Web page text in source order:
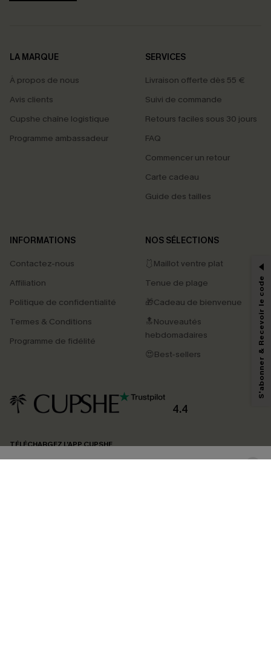
LA MARQUE
À propos de nous
Avis clients
Cupshe chaîne logistique
Programme ambassadeur
SERVICES
Livraison offerte dès 55 €
Suivi de commande
Retours faciles sous 30 jours
FAQ
Commencer un retour
Carte cadeau
Guide des tailles
INFORMATIONS
Contactez-nous
Affiliation
Politique de confidentialité
Termes & Conditions
Programme de fidélité
NOS SÉLECTIONS
🩱Maillot ventre plat
Tenue de plage
🎁Cadeau de bienvenue
🔝Nouveautés
hebdomadaires
😍Best-sellers
4.4
TÉLÉCHARGEZ L’APP CUPSHE
PROFITEZ DE -15%
-15% dès 2 Achetés par E-mail
*Un code par commande, valable une seule fois.
En soumettant votre adresse e-mail, vous acceptez de recevoir des e-mails
marketing (y compris du contenu généré par l'IA) de Cupshe et
reconnaissez avoir pris connaissance de nos
pouvons utiliser les données collectées sur notre site ainsi que des
produits susceptibles de vous intéresser, conformément à notre
Politique de
confidentialité
. Vous pouvez vous désabonner à tout moment.
S'abonner & Recevoir le code